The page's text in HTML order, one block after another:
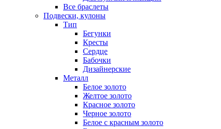
Все браслеты
Подвески, кулоны
Тип
Бегунки
Кресты
Сердце
Бабочки
Дизайнерские
Металл
Белое золото
Желтое золото
Красное золото
Черное золото
Белое с красным золото